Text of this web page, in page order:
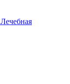
Лечебная